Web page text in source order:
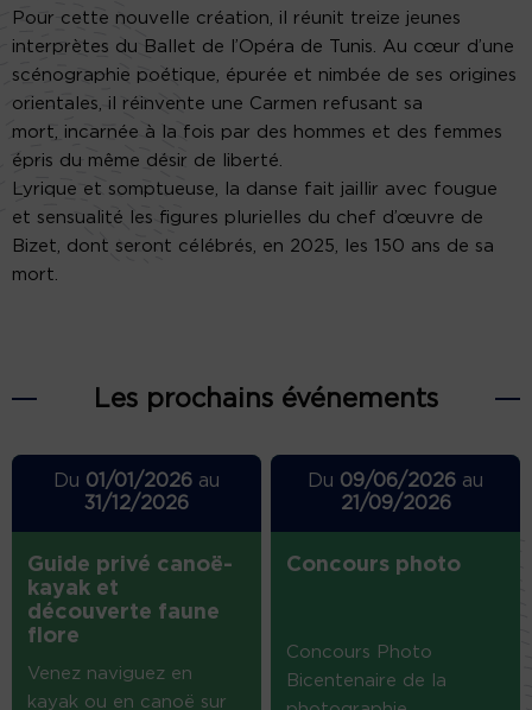
Pour cette nouvelle création, il réunit treize jeunes
interprètes du Ballet de l’Opéra de Tunis. Au cœur d’une
scénographie poétique, épurée et nimbée de ses origines
orientales, il réinvente une Carmen refusant sa
mort, incarnée à la fois par des hommes et des femmes
épris du même désir de liberté.
Lyrique et somptueuse, la danse fait jaillir avec fougue
et sensualité les figures plurielles du chef d’œuvre de
Bizet, dont seront célébrés, en 2025, les 150 ans de sa
mort.
Les prochains événements
Du 01/01/2026au
31/12/2026
Guide privé canoë-
kayak et
découverte faune
flore
Venez naviguez en
kayak ou en canoë sur
Du 09/06/2026 au
21/09/2026
Concours photo
Concours Photo
Bicentenaire de la